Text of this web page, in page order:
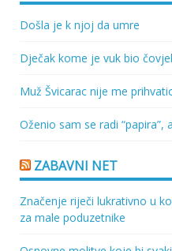
Došla je k njoj da umre
Dječak kome je vuk bio
Muž Švicarac nije me
Oženio sam se radi
ZABAVNI NET
Značenje riječi lukrativno u
za male poduzetnike